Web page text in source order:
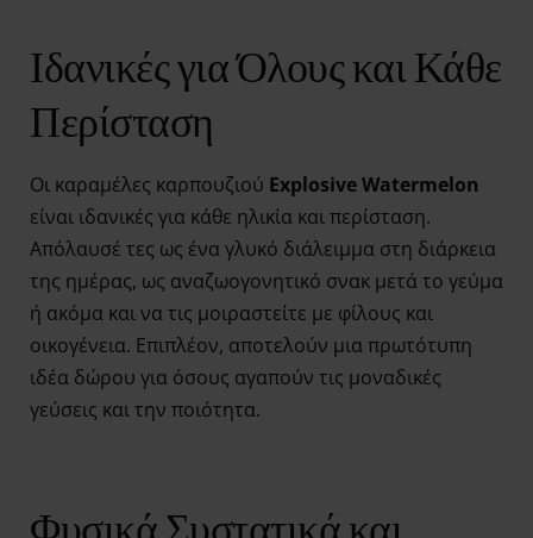
Ιδανικές για Όλους και Κάθε
Περίσταση
Οι καραμέλες καρπουζιού Explosive Watermelon
είναι ιδανικές για κάθε ηλικία και περίσταση.
Απόλαυσέ τες ως ένα γλυκό διάλειμμα στη διάρκεια
της ημέρας, ως αναζωογονητικό σνακ μετά το γεύμα
ή ακόμα και να τις μοιραστείτε με φίλους και
οικογένεια. Επιπλέον, αποτελούν μια πρωτότυπη
ιδέα δώρου για όσους αγαπούν τις μοναδικές
γεύσεις και την ποιότητα.